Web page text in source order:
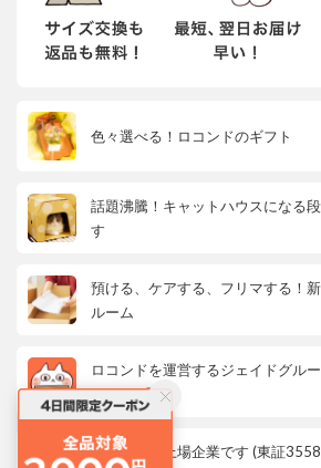
色々選べる！ロコンドのギフト
話題沸騰！キャットハウスになる
す
預ける、ケアする、フリマする！
ルーム
ロコンドを運営するジェイドグル
んか？
ロコンドは上場企業です (東証